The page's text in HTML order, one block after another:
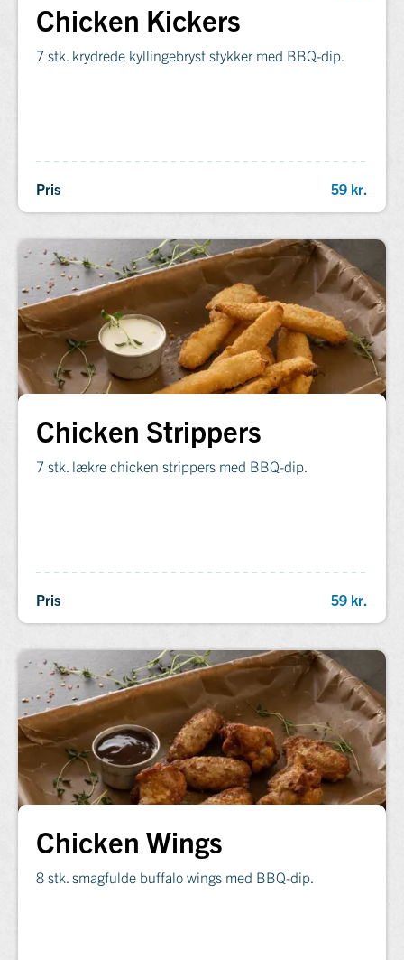
Chicken Kickers
7 stk. krydrede kyllingebryst stykker med BBQ-dip.
Pris 59 kr.
Chicken Strippers
7 stk. lækre chicken strippers med BBQ-dip.
Pris 59 kr.
Chicken Wings
8 stk. smagfulde buffalo wings med BBQ-dip.